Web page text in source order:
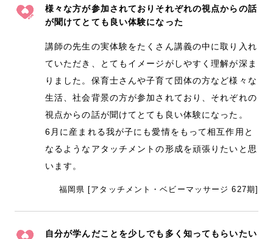
様々な方が参加されておりそれぞれの視点からの話
が聞けてとても良い体験になった
講師の先生の実体験をたくさん講義の中に取り入れ
ていただき、とてもイメージがしやすく理解が深ま
りました。保育士さんや子育て団体の方など様々な
生活、社会背景の方が参加されており、それぞれの
視点からの話が聞けてとても良い体験になった。
6月に産まれる我が子にも愛情をもって相互作用と
なるようなアタッチメントの形成を頑張りたいと思
います。
福岡県 [アタッチメント・ベビーマッサージ 627期]
自分が学んだことを少しでも多く知ってもらいたい